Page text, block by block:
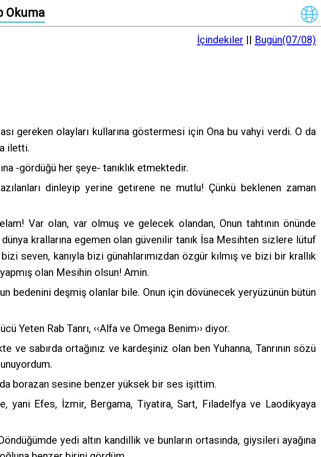
Okuma
İçindekiler || Bugün(07/08)
gereken olayları kullarına göstermesi için Ona bu vahyi verdi. O da
iletti.
-gördüğü her şeye- tanıklık etmektedir.
dinleyip yerine getirene ne mutlu! Çünkü beklenen zaman
Var olan, var olmuş ve gelecek olandan, Onun tahtının önünde
krallarına egemen olan güvenilir tanık İsa Mesihten sizlere lütuf
seven, kanıyla bizi günahlarımızdan özgür kılmış ve bizi bir krallık
olan Mesihin olsun! Amin.
bedenini deşmiş olanlar bile. Onun için dövünecek yeryüzünün bütün
Yeten Rab Tanrı, ‹‹Alfa ve Omega Benim›› diyor.
ve sabırda ortağınız ve kardeşiniz olan ben Yuhanna, Tanrının sözü
borazan sesine benzer yüksek bir ses işittim.
yani Efes, İzmir, Bergama, Tiyatira, Sart, Filadelfya ve Laodikyaya
yedi altın kandillik ve bunların ortasında, giysileri ayağına